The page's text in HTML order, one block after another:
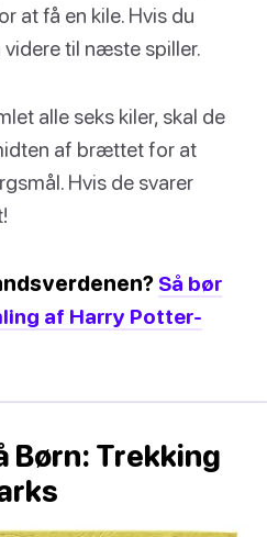
at få en kile. Hvis du
til næste spiller.
alle seks kiler, skal de
af brættet for at
Hvis de svarer
Så bør
af Harry Potter-
Børn: Trekking